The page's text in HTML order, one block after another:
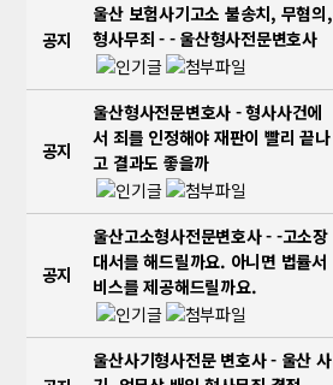
공지
울산 보험사기고소 불송치, 무혐의,
형사무죄 - - 울산형사전문변호사
공지
울산형사전문변호사 - 형사사건에
서 죄를 인정해야 재판이 빨리 끝나
고 결과도 좋을까
공지
울산고소형사전문변호사 - -고소장
대서를 해드릴까요. 아니면 법률서
비스를 제공해드릴까요.
울산사기형사전문 변호사 - 울산 사